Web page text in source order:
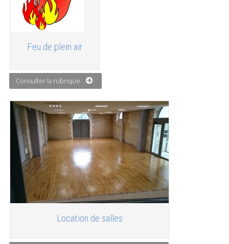
Feu de plein air
Consulter la rubrique
Location de salles